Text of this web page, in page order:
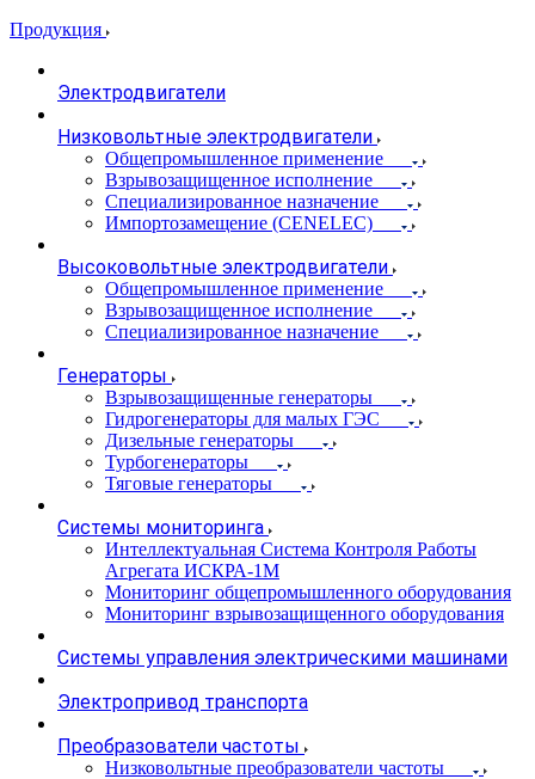
Продукция
Электродвигатели
Низковольтные электродвигатели
Общепромышленное применение
Взрывозащищенное исполнение
Специализированное назначение
Импортозамещение (CENELEC)
Высоковольтные электродвигатели
Общепромышленное применение
Взрывозащищенное исполнение
Специализированное назначение
Генераторы
Взрывозащищенные генераторы
Гидрогенераторы для малых ГЭС
Дизельные генераторы
Турбогенераторы
Тяговые генераторы
Системы мониторинга
Интеллектуальная Система Контроля Работы
Агрегата ИСКРА-1М
Мониторинг общепромышленного оборудования
Мониторинг взрывозащищенного оборудования
Системы управления электрическими машинами
Электропривод транспорта
Преобразователи частоты
Низковольтные преобразователи частоты